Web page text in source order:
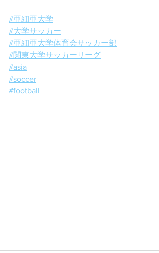
#亜細亜大学
#大学サッカー
#亜細亜大学体育会サッカー部
#関東大学サッカーリーグ
#asia
#soccer
#football